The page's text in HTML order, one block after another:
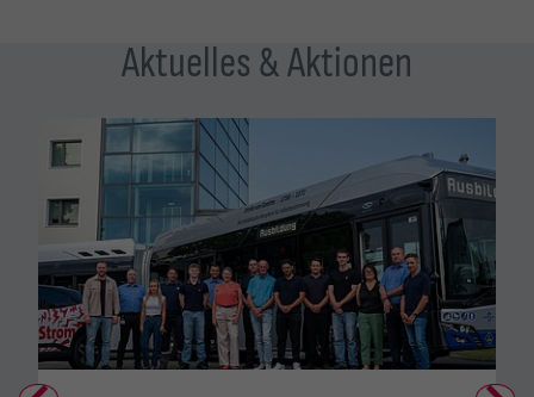
Aktuelles & Aktionen